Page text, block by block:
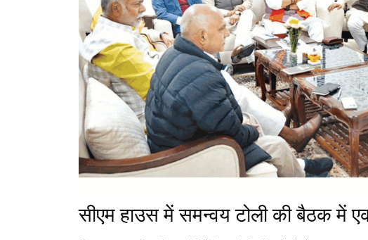
सीएम हाउस में समन्वय टोली की बैठक में